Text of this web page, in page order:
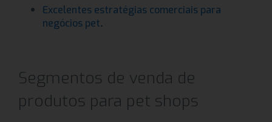
Excelentes estratégias comerciais para
negócios pet.
Segmentos de venda de
produtos para pet shops